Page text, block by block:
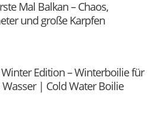
Mal Balkan – Chaos,
und große Karpfen
Winter Edition – Winterboilie für
Wasser | Cold Water Boilie